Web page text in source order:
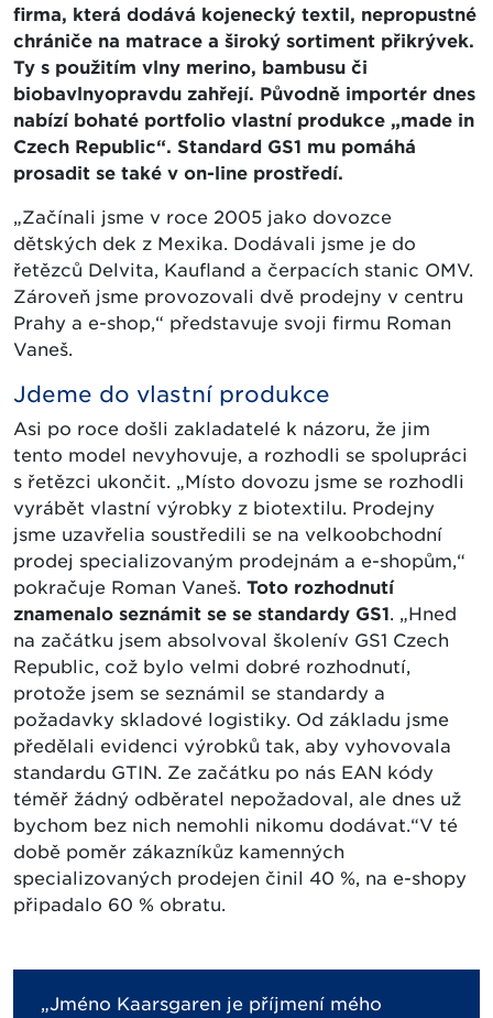
firma, která dodává kojenecký textil, nepropustné
chrániče na matrace a široký sortiment přikrývek.
Ty s použitím vlny merino, bambusu či
biobavlnyopravdu zahřejí. Původně importér dnes
nabízí bohaté portfolio vlastní produkce „made in
Czech Republic“. Standard GS1 mu pomáhá
prosadit se také v on-line prostředí.
„Začínali jsme v roce 2005 jako dovozce
dětských dek z Mexika. Dodávali jsme je do
řetězců Delvita, Kaufland a čerpacích stanic OMV.
Zároveň jsme provozovali dvě prodejny v centru
Prahy a e-shop,“ představuje svoji firmu Roman
Vaneš.
Jdeme do vlastní produkce
Asi po roce došli zakladatelé k názoru, že jim
tento model nevyhovuje, a rozhodli se spolupráci
s řetězci ukončit. „Místo dovozu jsme se rozhodli
vyrábět vlastní výrobky z biotextilu. Prodejny
jsme uzavřelia soustředili se na velkoobchodní
prodej specializovaným prodejnám a e-shopům,“
pokračuje Roman Vaneš. Toto rozhodnutí
znamenalo seznámit se se standardy GS1. „Hned
na začátku jsem absolvoval školenív GS1 Czech
Republic, což bylo velmi dobré rozhodnutí,
protože jsem se seznámil se standardy a
požadavky skladové logistiky. Od základu jsme
předělali evidenci výrobků tak, aby vyhovovala
standardu GTIN. Ze začátku po nás EAN kódy
téměř žádný odběratel nepožadoval, ale dnes už
bychom bez nich nemohli nikomu dodávat.“V té
době poměr zákazníkůz kamenných
specializovaných prodejen činil 40 %, na e-shopy
připadalo 60 % obratu.
„Jméno Kaarsgaren je příjmení mého